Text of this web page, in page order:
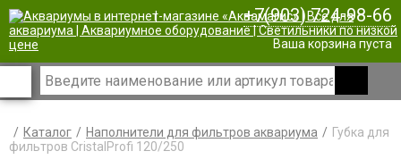
| +7(903) 724-98-66
Ваша корзина пуста
Каталог Наполнители для фильтров аквариума
Губка для
фильтров CristalProfi 120/250